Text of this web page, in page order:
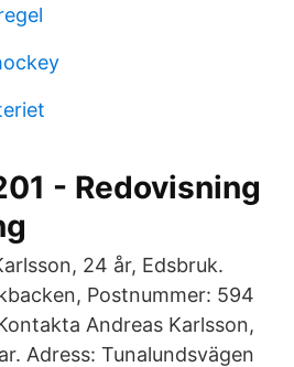
- Redovisning
24 år, Edsbruk.
Postnummer: 594
Andreas Karlsson,
Adress: Tunalundsvägen